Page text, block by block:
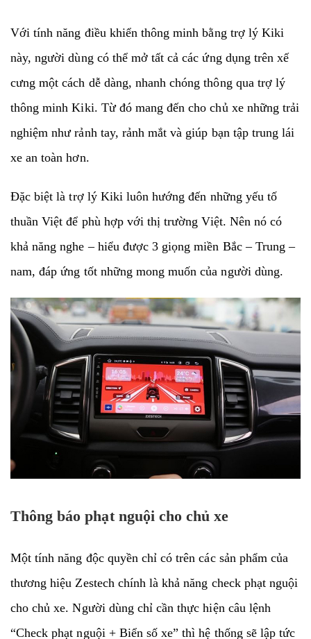
Với tính năng điều khiển thông minh bằng trợ lý Kiki
này, người dùng có thể mở tất cả các ứng dụng trên xế
cưng một cách dễ dàng, nhanh chóng thông qua trợ lý
thông minh Kiki. Từ đó mang đến cho chủ xe những trải
nghiệm như rảnh tay, rảnh mắt và giúp bạn tập trung lái
xe an toàn hơn.
Đặc biệt là trợ lý Kiki luôn hướng đến những yếu tố
thuần Việt để phù hợp với thị trường Việt. Nên nó có
khả năng nghe – hiểu được 3 giọng miền Bắc – Trung –
nam, đáp ứng tốt những mong muốn của người dùng.
Thông báo phạt nguội cho chủ xe
Một tính năng độc quyền chỉ có trên các sản phẩm của
thương hiệu Zestech chính là khả năng check phạt nguội
cho chủ xe. Người dùng chỉ cần thực hiện câu lệnh
“Check phạt nguội + Biển số xe” thì hệ thống sẽ lập tức